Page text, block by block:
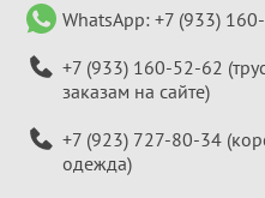
WhatsApp: +7 (933)
+7 (933) 160-52-62
заказам на сайте)
+7 (923) 727-80-34
одежда)